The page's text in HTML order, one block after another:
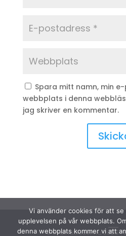
Spara mitt namn, min
webbplats i denna
jag skriver en kommentar.
© Sydinakläder.nu 2026 |
Vi använder cookies för att
upplevelsen på vår webbplats.
denna webbplats kommer vi att